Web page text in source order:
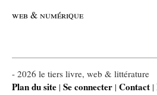
web & numérique
- 2026 le tiers livre, web & littérature
Plan du site | Se connecter | Contact |